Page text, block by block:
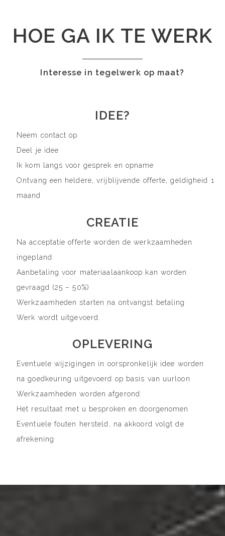
HOE GA IK TE WERK
Interesse in tegelwerk op maat?
IDEE?
Neem contact op
Deel je idee
Ik kom langs voor gesprek en opname
Ontvang een heldere, vrijblijvende offerte, geldigheid 1
maand
CREATIE
Na acceptatie offerte worden de werkzaamheden
ingepland
Aanbetaling voor materiaalaankoop kan worden
gevraagd (25 – 50%)
Werkzaamheden starten na ontvangst betaling
Werk wordt uitgevoerd.
OPLEVERING
Eventuele wijzigingen in oorspronkelijk idee worden
na goedkeuring uitgevoerd op basis van uurloon
Werkzaamheden worden afgerond
Het resultaat met u besproken en doorgenomen
Eventuele fouten hersteld, na akkoord volgt de
afrekening